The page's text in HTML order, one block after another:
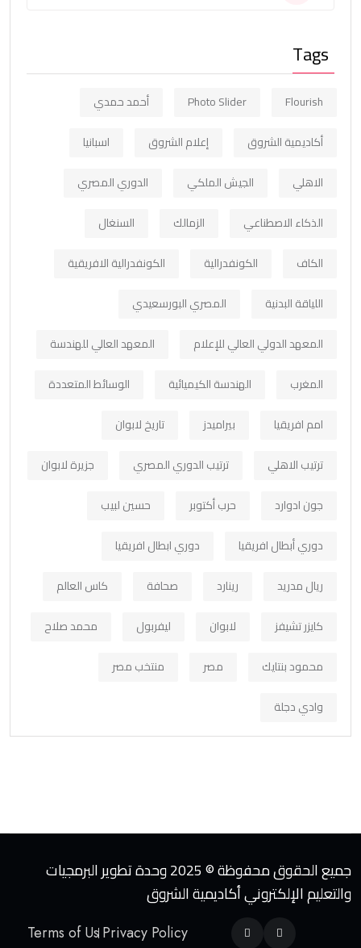
Tags
Flourish
Photo Slider
أحمد حمدي
أكاديمية الشروق
إعلام الشروق
اسبانيا
الاهلي
الجيش الملكي
الدوري المصري
الذكاء الاصطناعي
الزمالك
السنغال
الكاف
الكونفدرالية
الكونفدرالية الافريقية
اللياقة البدنية
المصري البورسعيدي
المعهد الدولي العالي للإعلام
المعهد العالي للهندسة
المغرب
الهندسة الكيميائية
الوسائط المتعددة
امم افريقيا
بيراميدز
تاريخ لابوان
ترتيب الاهلي
ترتيب الدوري المصري
جزيرة لابوان
جون ادوارد
حرب أكتوبر
حسين لبيب
دوري أبطال افريقيا
دوري ابطال افريقيا
ريال مدريد
رينارد صحافة
كاس العالم
كايزر تشيفز
لابوان ليفربول
محمد صلاح
محمود بنتايك
مصر
منتخب مصر
وادي دجلة
جميع الحقوق محفوظة © 2025 وحدة تطوير البرمجيات
والتعليم الإلكتروني أكاديمية الشروق
Terms of UsPrivacy Policy